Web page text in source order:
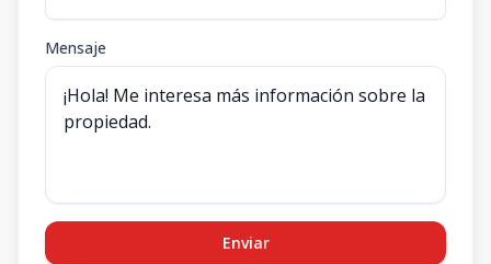
Mensaje
Enviar